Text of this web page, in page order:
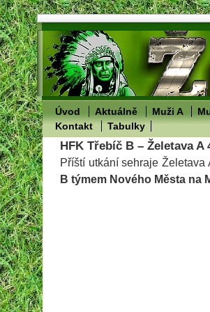
Úvod Aktuálně Muži A
Kontakt
Tabulky
HFK Třebíč B – Želetava A
Příští utkání sehraje Želetava
B týmem Nového Města na